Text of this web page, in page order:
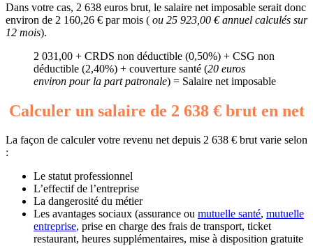
Dans votre cas, 2 638 euros brut, le salaire net imposable serait donc
environ de 2 160,26 € par mois ( ou 25 923,00 € annuel calculés sur
12 mois).
2 031,00 + CRDS non déductible (0,50%) + CSG non
déductible (2,40%) + couverture santé (20 euros
environ pour la part patronale) = Salaire net imposable
Calculer un salaire de 2 638 € brut en net
La façon de calculer votre revenu net depuis 2 638 € brut varie selon
:
Le statut professionnel
L’effectif de l’entreprise
La dangerosité du métier
Les avantages sociaux (assurance ou mutuelle santé, mutuelle
entreprise, prise en charge des frais de transport, ticket
restaurant, heures supplémentaires, mise à disposition gratuite